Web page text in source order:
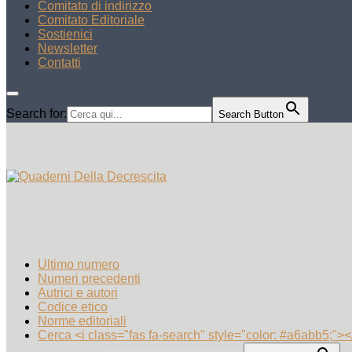
Comitato di indirizzo
Comitato Editoriale
Sostienici
Newsletter
Contatti
Search for: Search Button
Ultimo numero
Numeri precedenti
Autrici e autori
Codice etico
Norme editoriali
Cerca <i class="fas fa-search" style="color: